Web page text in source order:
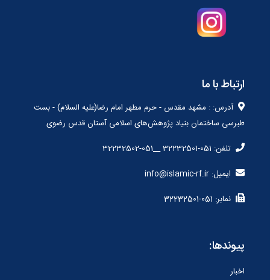
پیوندها:
اخبار
ارتباط با ما
آدرس: : مشهد مقدس - حرم مطهر امام رضا(علیه السلام) - بست
طبرسی ساختمان بنیاد پژوهش‌های اسلامی آستان قدس رضوی
تلفن: 051-32232501 __051-32232502
ایمیل: info@islamic-rf.ir
نمابر: 051-32232501